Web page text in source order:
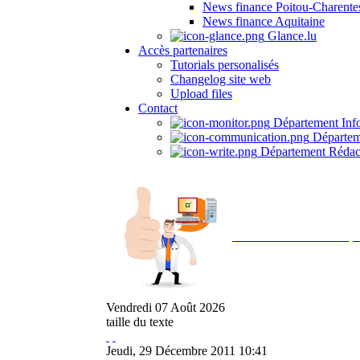
News finance Poitou-
News finance Aquitaine
Glance.lu
Accès partenaires
Tutorials personalisés
Changelog site web
Upload files
Contact
Département
Département
Vendredi 07 Août 2026
taille du texte
Jeudi, 29 Décembre 2011 10:41